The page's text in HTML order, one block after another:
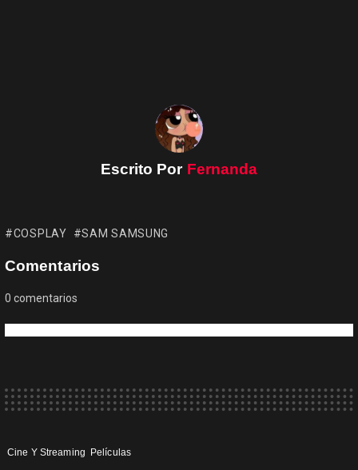
Escrito Por Fernanda
COSPLAY SAM SAMSUNG
Comentarios
0 comentarios
Cine Y Streaming Películas